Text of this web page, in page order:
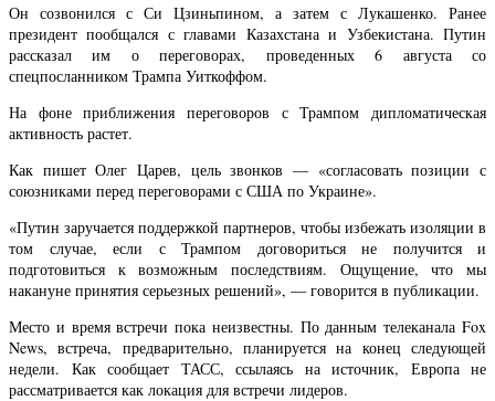
Он созвонился с Си Цзиньпином, а затем с Лукашенко. Ранее
президент пообщался с главами Казахстана и Узбекистана. Путин
рассказал им о переговорах, проведенных 6 августа со
спецпосланником Трампа Уиткоффом.
На фоне приближения переговоров с Трампом дипломатическая
активность растет.
Как пишет Олег Царев, цель звонков — «согласовать позиции с
союзниками перед переговорами с США по Украине».
«Путин заручается поддержкой партнеров, чтобы избежать изоляции в
том случае, если с Трампом договориться не получится и
подготовиться к возможным последствиям. Ощущение, что мы
накануне принятия серьезных решений», — говорится в публикации.
Место и время встречи пока неизвестны. По данным телеканала Fox
News, встреча, предварительно, планируется на конец следующей
недели. Как сообщает ТАСС, ссылаясь на источник, Европа не
рассматривается как локация для встречи лидеров.